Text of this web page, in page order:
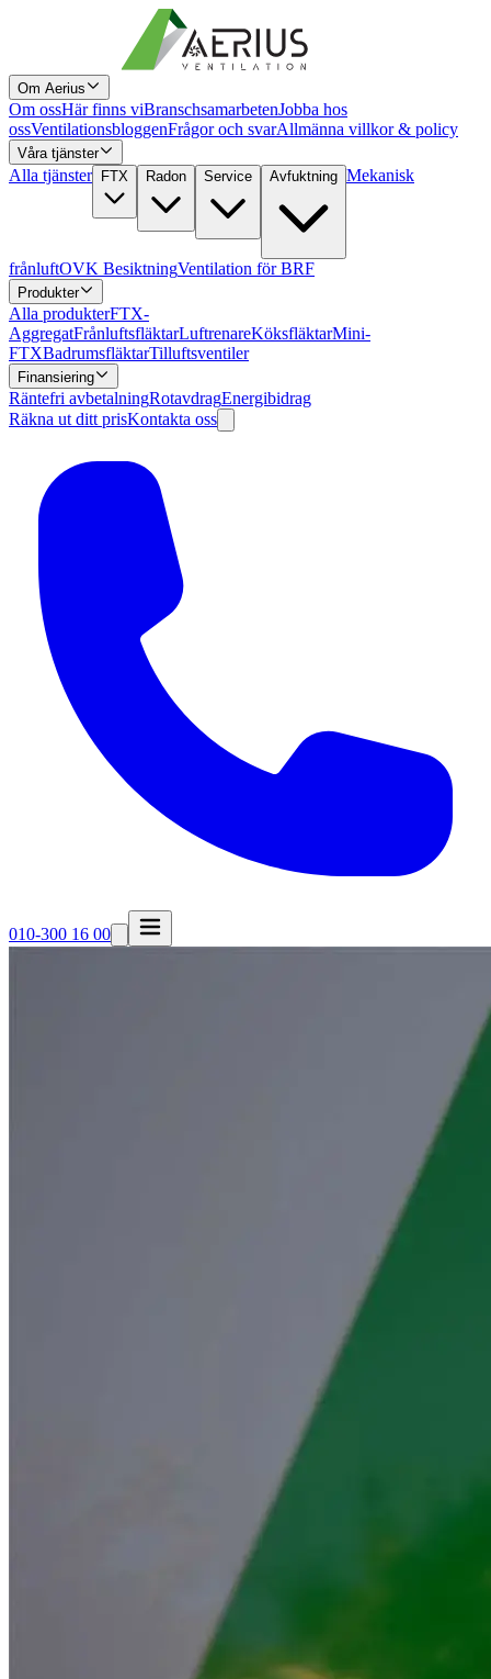
Om Aerius
Om ossHär finns viBranschsamarbetenJobba hos
ossVentilationsbloggenFrågor och svarAllmänna villkor & policy
Våra tjänster
Alla tjänster FTX Radon Service Avfuktning Mekanisk
frånluftOVK BesiktningVentilation för BRF
Produkter
Alla produkterFTX-
AggregatFrånluftsfläktarLuftrenareKöksfläktarMini-
FTXBadrumsfläktarTilluftsventiler
Finansiering
Räntefri avbetalningRotavdragEnergibidrag
Räkna ut ditt prisKontakta oss
010-300 16 00